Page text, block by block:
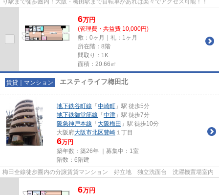
り駅まで徒歩圏内！大阪・梅田駅まで自転車があれば楽々でアクセス可能！！
6万円
(管理費・共益費 10,000円)
敷：0ヶ月｜礼：1ヶ月
所在階：8階
間取り：1K
面積：20.66㎡
賃貸｜マンション エスティライフ梅田北
地下鉄谷町線 「 中崎町 」駅 徒歩5分
地下鉄御堂筋線 「 中津 」駅 徒歩7分
阪急神戸本線 「 大阪梅田 」駅 徒歩10分
大阪府大阪市北区豊崎 １丁目
6万円
築年数：築26年 ｜募集中： 1室
階数：6階建
梅田全線徒歩圏内の分譲賃貸マンション 好立地 独立洗面台 洗濯機置場室内
6万円